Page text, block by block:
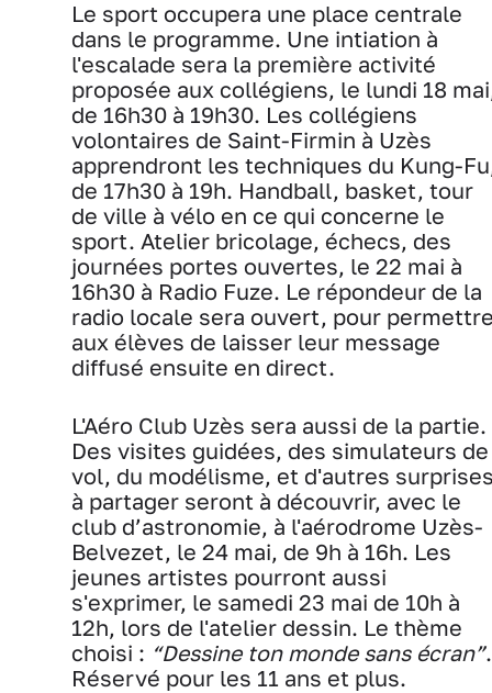
Le sport occupera une place centrale
dans le programme. Une intiation à
l'escalade sera la première activité
proposée aux collégiens, le lundi 18
de 16h30 à 19h30. Les collégiens
volontaires de Saint-Firmin à Uzès
apprendront les techniques du Kung-
de 17h30 à 19h. Handball, basket, tour
de ville à vélo en ce qui concerne le
sport. Atelier bricolage, échecs, des
journées portes ouvertes, le 22 mai à
16h30 à Radio Fuze. Le répondeur de la
radio locale sera ouvert, pour
aux élèves de laisser leur message
diffusé ensuite en direct.
L'Aéro Club Uzès sera aussi de la partie.
Des visites guidées, des simulateurs de
vol, du modélisme, et d'autres
à partager seront à découvrir, avec le
club d’astronomie, à l'aérodrome Uzès-
Belvezet, le 24 mai, de 9h à 16h. Les
jeunes artistes pourront aussi
s'exprimer, le samedi 23 mai de 10h à
12h, lors de l'atelier dessin. Le thème
choisi : “Dessine ton monde sans écran”.
Réservé pour les 11 ans et plus.